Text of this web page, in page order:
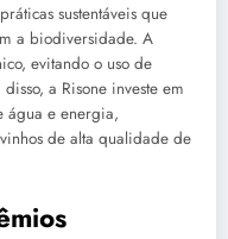
sustentáveis que
a biodiversidade. A
evitando o uso de
a Risone investe em
água e energia,
de alta qualidade de